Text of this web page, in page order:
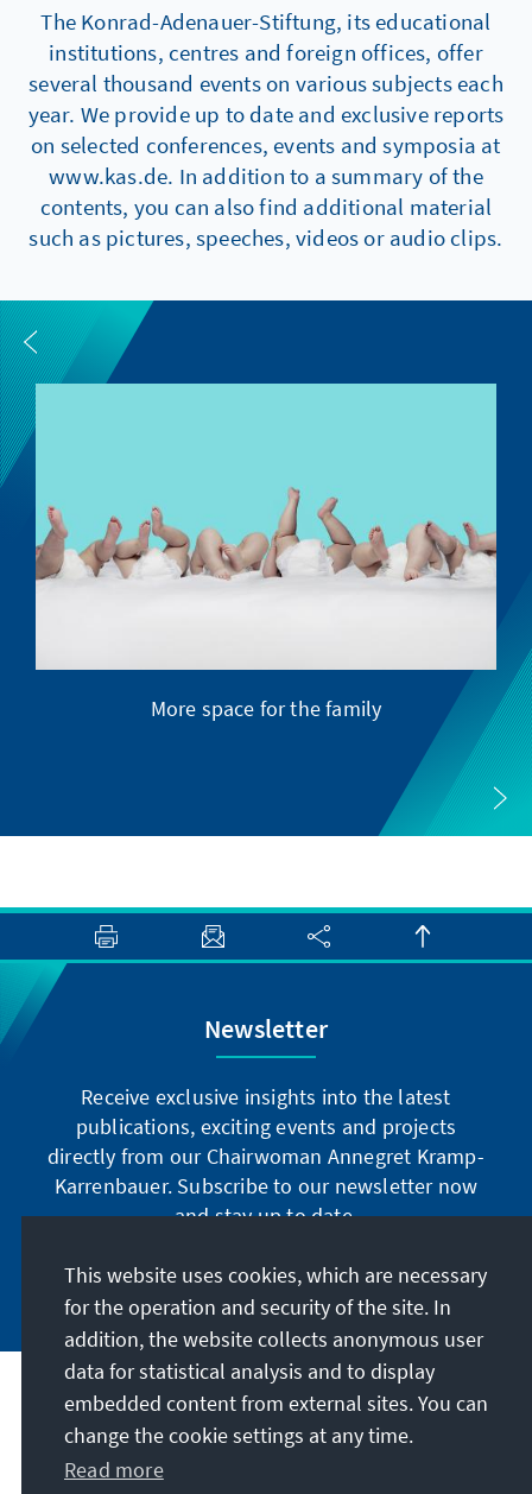
The Konrad-Adenauer-Stiftung, its educational
institutions, centres and foreign offices, offer
several thousand events on various subjects each
year. We provide up to date and exclusive reports
on selected conferences, events and symposia at
www.kas.de. In addition to a summary of the
contents, you can also find additional material
such as pictures, speeches, videos or audio clips.
More space for the family
Newsletter
Receive exclusive insights into the latest
publications, exciting events and projects
directly from our Chairwoman Annegret Kramp-
Karrenbauer. Subscribe to our newsletter now
and stay up to date.
Subscribe now
Our mission
Contact
This website uses cookies, which are necessary
for the operation and security of the site. In
addition, the website collects anonymous user
data for statistical analysis and to display
embedded content from external sites. You can
change the cookie settings at any time.
Read more